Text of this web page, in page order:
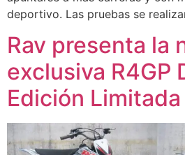
deportivo. Las pruebas se
Rav presenta la
exclusiva R4GP
Edición Limitada